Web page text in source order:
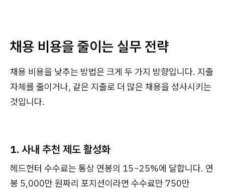
채용 비용을 줄이는 실무 전략
채용 비용을 낮추는 방법은 크게 두 가지 방향입니다. 지출
자체를 줄이거나, 같은 지출로 더 많은 채용을 성사시키는
것입니다.
1. 사내 추천 제도 활성화
헤드헌터 수수료는 통상 연봉의 15~25%에 달합니다. 연
봉 5,000만 원짜리 포지션이라면 수수료만 750만